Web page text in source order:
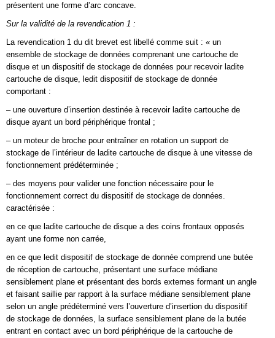
présentent une forme d’arc concave.
Sur la validité de la revendication 1 :
La revendication 1 du dit brevet est libellé comme suit : « un
ensemble de stockage de données comprenant une cartouche de
disque et un dispositif de stockage de données pour recevoir ladite
cartouche de disque, ledit dispositif de stockage de donnée
comportant :
– une ouverture d’insertion destinée à recevoir ladite cartouche de
disque ayant un bord périphérique frontal ;
– un moteur de broche pour entraîner en rotation un support de
stockage de l’intérieur de ladite cartouche de disque à une vitesse de
fonctionnement prédéterminée ;
– des moyens pour valider une fonction nécessaire pour le
fonctionnement correct du dispositif de stockage de données.
caractérisée :
en ce que ladite cartouche de disque a des coins frontaux opposés
ayant une forme non carrée,
en ce que ledit dispositif de stockage de donnée comprend une butée
de réception de cartouche, présentant une surface médiane
sensiblement plane et présentant des bords externes formant un angle
et faisant saillie par rapport à la surface médiane sensiblement plane
selon un angle prédéterminé vers l’ouverture d’insertion du dispositif
de stockage de données, la surface sensiblement plane de la butée
entrant en contact avec un bord périphérique de la cartouche de